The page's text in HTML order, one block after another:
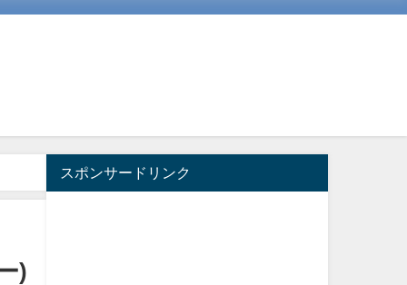
)
スポンサードリンク